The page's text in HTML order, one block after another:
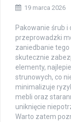
19 marca 2026
Pakowanie śrub
przeprowadzki
zaniedbanie
skutecznie
elementy,
strunowych, co
minimalizuje
mebli oraz
uniknięcie
Warto zatem